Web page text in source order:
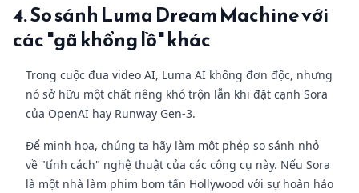
4. So sánh Luma Dream Machine với
các "gã khổng lồ" khác
Trong cuộc đua video AI, Luma AI không đơn độc, nhưng
nó sở hữu một chất riêng khó trộn lẫn khi đặt cạnh Sora
của OpenAI hay Runway Gen-3.
Để minh họa, chúng ta hãy làm một phép so sánh nhỏ
về "tính cách" nghệ thuật của các công cụ này. Nếu Sora
là một nhà làm phim bom tấn Hollywood với sự hoàn hảo